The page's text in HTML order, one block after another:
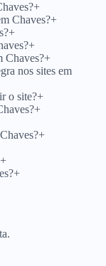
+
Chaves?+
+
+
Chaves?+
nos sites em
o site?+
+
+
+
+